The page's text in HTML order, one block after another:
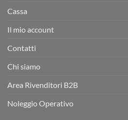
Cassa
Il mio account
Contatti
Chi siamo
Area Rivenditori B2B
Noleggio Operativo